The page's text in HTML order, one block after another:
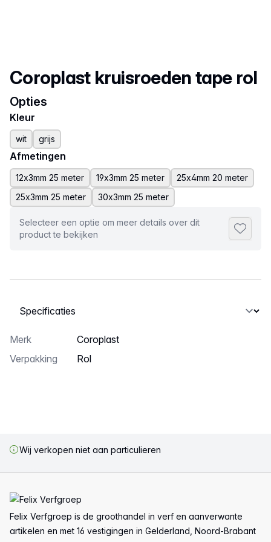
Productnaam
Coroplast kruisroeden tape rol
Opties
Kleur
wit grijs
Afmetingen
12x3mm 25 meter 19x3mm 25 meter
25x4mm 20 meter
25x3mm 25 meter
30x3mm 25 meter
Selecteer een optie om meer details over dit
product te bekijken
Selecteer een tabblad
Merk
Coroplast
Verpakking
rol
Wij verkopen niet aan particulieren
Felix Verfgroep is de groothandel in verf en aanverwante
artikelen en met 16 vestigingen in Gelderland, Noord-Brabant